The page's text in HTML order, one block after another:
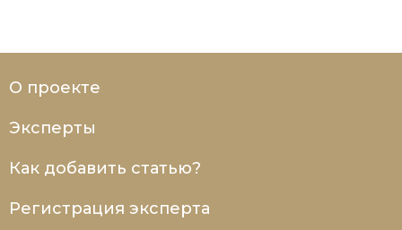
О проекте
Эксперты
Как добавить статью?
Регистрация эксперта